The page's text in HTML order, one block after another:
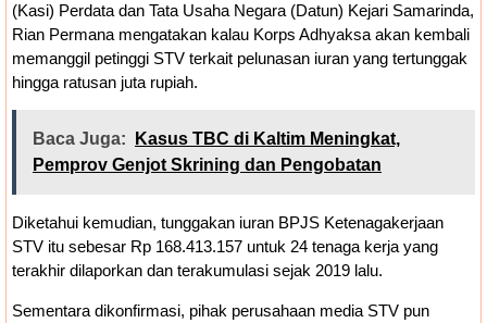
(Kasi) Perdata dan Tata Usaha Negara (Datun) Kejari Samarinda,
Rian Permana mengatakan kalau Korps Adhyaksa akan kembali
memanggil petinggi STV terkait pelunasan iuran yang tertunggak
hingga ratusan juta rupiah.
Baca Juga:
Kasus TBC di Kaltim Meningkat,
Pemprov Genjot Skrining dan Pengobatan
Diketahui kemudian, tunggakan iuran BPJS Ketenagakerjaan
STV itu sebesar Rp 168.413.157 untuk 24 tenaga kerja yang
terakhir dilaporkan dan terakumulasi sejak 2019 lalu.
Sementara dikonfirmasi, pihak perusahaan media STV pun